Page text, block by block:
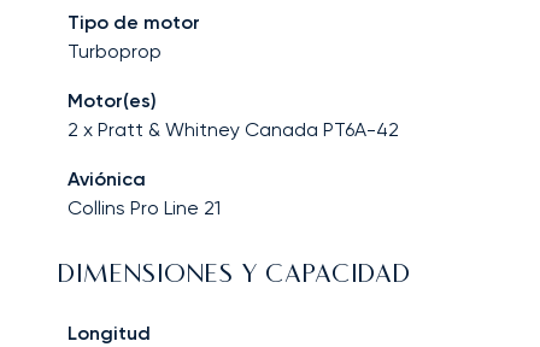
Tipo de motor
Turboprop
Motor(es)
2 x Pratt & Whitney Canada PT6A-42
Aviónica
Collins Pro Line 21
DIMENSIONES Y CAPACIDAD
Longitud